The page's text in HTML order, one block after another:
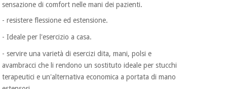
sensazione di comfort nelle mani dei pazienti.
- resistere flessione ed estensione.
- Ideale per l'esercizio a casa.
- servire una varietà di esercizi dita, mani, polsi e
avambracci che li rendono un sostituto ideale per stucchi
terapeutici e un'alternativa economica a portata di mano